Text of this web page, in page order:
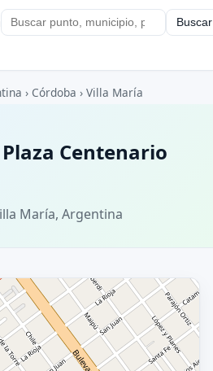
Buscar
› Córdoba › Villa María
Plaza Centenario
María, Argentina